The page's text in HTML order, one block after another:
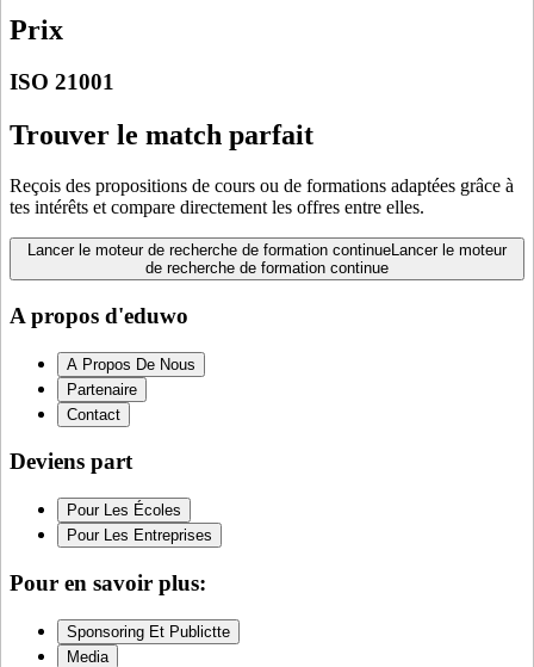
Prix
ISO 21001
Trouver le match parfait
Reçois des propositions de cours ou de formations adaptées grâce à
tes intérêts et compare directement les offres entre elles.
Lancer le moteur de recherche de formation continueLancer le moteur
de recherche de formation continue
A propos d'eduwo
A Propos De Nous
Partenaire
Contact
Deviens part
Pour Les Écoles
Pour Les Entreprises
Pour en savoir plus:
Sponsoring Et Publictte
Media